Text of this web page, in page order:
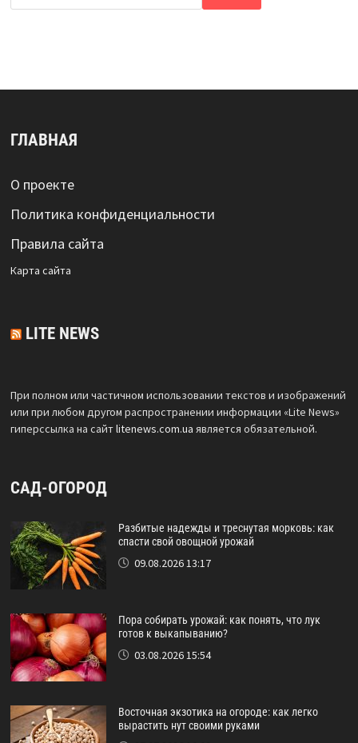
ГЛАВНАЯ
О проекте
Политика конфиденциальности
Правила сайта
Карта сайта
LITE NEWS
При полном или частичном использовании текстов и изображений
или при любом другом распространении информации «Lite News»
гиперссылка на сайтlitenews.com.ua является обязательной.
САД-ОГОРОД
Разбитые надежды и треснутая морковь: как
спасти свой овощной урожай
09.08.2026 13:17
Пора собирать урожай: как понять, что лук
готов к выкапыванию?
03.08.2026 15:54
Восточная экзотика на огороде: как легко
вырастить нут своими руками